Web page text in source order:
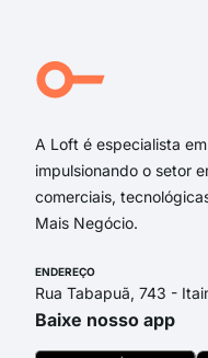
A Loft é especialista
impulsionando o setor
comerciais,
Mais Negócio.
ENDEREÇO
Rua Tabapuã, 743 -
Baixe nosso app